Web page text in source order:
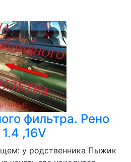
фильтра. Рено
,16V
у родственника Пыжик